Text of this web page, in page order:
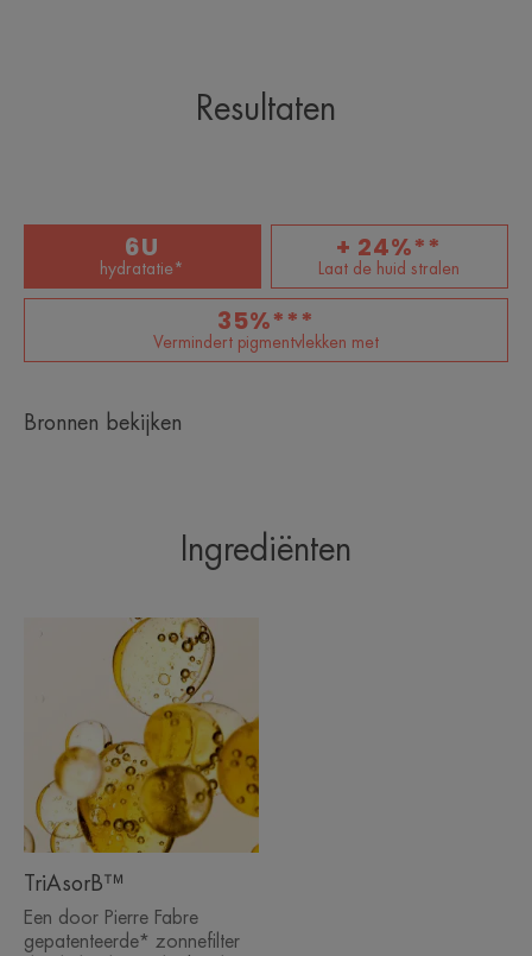
Resultaten
6U
hydratatie*
+ 24%**
Laat de huid stralen
35%***
Vermindert pigmentvlekken met
Bronnen bekijken
Ingrediënten
TriAsorB™
Een door Pierre Fabre
gepatenteerde* zonnefilter